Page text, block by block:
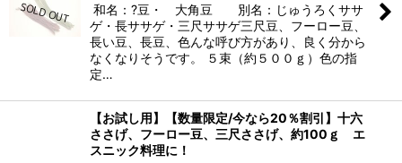
和名：?豆・ 大角豆 別名：じゅうろくササ
ゲ・長ササゲ・三尺ササゲ三尺豆、フーロー豆、
長い豆、長豆、色んな呼び方があり、良く分から
なくなりそうです。 ５束（約５００ｇ）色の指
定…
【お試し用】【数量限定/今なら20％割引】十六
ささげ、フーロー豆、三尺ささげ、約100ｇ エ
スニック料理に！